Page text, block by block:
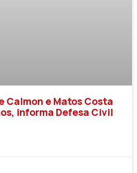
Calmon e Matos Costa
informa Defesa Civil